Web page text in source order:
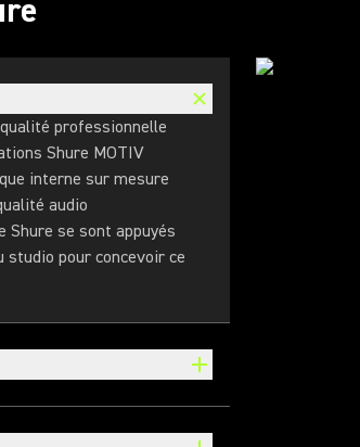
professionnelle
Shure MOTIV
interne sur mesure
audio
Shure se sont appuyés
studio pour concevoir ce